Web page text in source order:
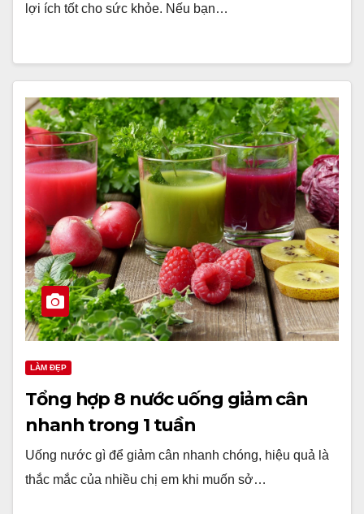
lợi ích tốt cho sức khỏe. Nếu bạn…
LÀM ĐẸP
Tổng hợp 8 nước uống giảm cân
nhanh trong 1 tuần
Uống nước gì để giảm cân nhanh chóng, hiệu quả là
thắc mắc của nhiều chị em khi muốn sở…